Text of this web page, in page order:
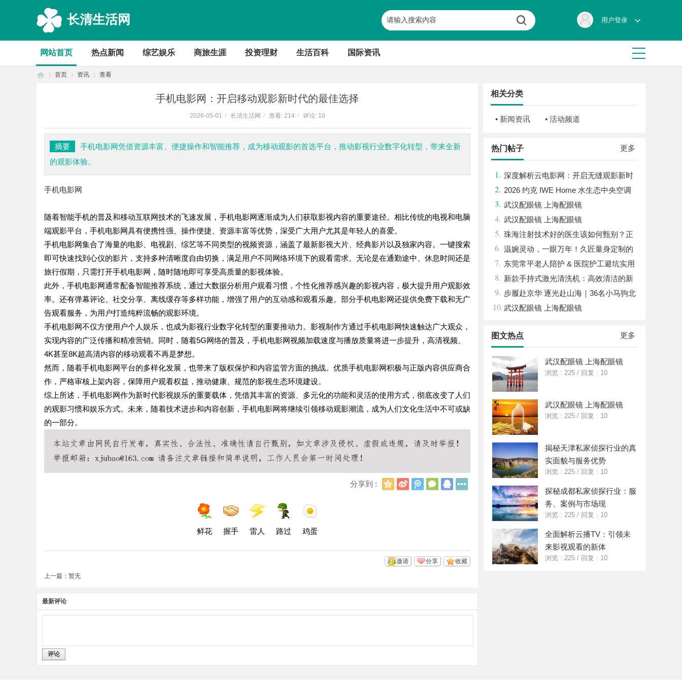
长清生活网 用户登录
网站首页 热点新闻 综艺娱乐 商旅生涯 投资理财 生活百科 国际资讯
首页 资讯 查看
手机电影网：开启移动观影新时代的最佳选择
2026-05-01 / 长清生活网 / 查看: 214 / 评论: 10
摘要
手机电影网凭借资源丰富、便捷操作和智能推荐，成为移动观影的首选平台，推动影视行业数字化转型，带来全新
的观影体验。
手机电影网
随着智能手机的普及和移动互联网技术的飞速发展，手机电影网逐渐成为人们获取影视内容的重要途径。相比传统的电视和电脑
端观影平台，手机电影网具有便携性强、操作便捷、资源丰富等优势，深受广大用户尤其是年轻人的喜爱。
手机电影网集合了海量的电影、电视剧、综艺等不同类型的视频资源，涵盖了最新影视大片、经典影片以及独家内容。一键搜索
即可快速找到心仪的影片，支持多种清晰度自由切换，满足用户不同网络环境下的观看需求。无论是在通勤途中、休息时间还是
旅行假期，只需打开手机电影网，随时随地即可享受高质量的影视体验。
此外，手机电影网通常配备智能推荐系统，通过大数据分析用户观看习惯，个性化推荐感兴趣的影视内容，极大提升用户观影效
率。还有弹幕评论、社交分享、离线缓存等多样功能，增强了用户的互动感和观看乐趣。部分手机电影网还提供免费下载和无广
告观看服务，为用户打造纯粹流畅的观影环境。
手机电影网不仅方便用户个人娱乐，也成为影视行业数字化转型的重要推动力。影视制作方通过手机电影网快速触达广大观众，
实现内容的广泛传播和精准营销。同时，随着5G网络的普及，手机电影网视频加载速度与播放质量将进一步提升，高清视频、
4K甚至8K超高清内容的移动观看不再是梦想。
然而，随着手机电影网平台的多样化发展，也带来了版权保护和内容监管方面的挑战。优质手机电影网积极与正版内容供应商合
作，严格审核上架内容，保障用户观看权益，推动健康、规范的影视生态环境建设。
综上所述，手机电影网作为新时代影视娱乐的重要载体，凭借其丰富的资源、多元化的功能和灵活的使用方式，彻底改变了人们
的观影习惯和娱乐方式。未来，随着技术进步和内容创新，手机电影网将继续引领移动观影潮流，成为人们文化生活中不可或缺
的一部分。
分享到 :
Q
新
浪
腾
讯
微
信
Q
鲜花 握手 雷人 路过 鸡蛋
收藏
分享
邀请
上一篇：暂无
最新评论
评论
相关分类
• 新闻资讯 • 活动频道
更多
热门帖子
1. 深度解析云电影网：开启无缝观影新时
代的网络平台
2. 2026 约克 IWE Home 水生态中央空调
全系列产品型号及核心参数汇总
3. 武汉配眼镜 上海配眼镜
4. 武汉配眼镜 上海配眼镜
5. 珠海注射技术好的医生该如何甄别？正
规医美医师资质核查指南
6. 温婉灵动，一眼万年！久匠量身定制的
眉眼唇，才是你整张脸的点睛之笔！淡颜系
女生的气质加分项
7. 东莞常平老人陪护 & 医院护工避坑实用
指南
8. 新款手持式激光清洗机：高效清洁的新
时代
9. 步履赴京华 逐光赴山海｜36名小马驹北
京游学圆满收官
10.武汉配眼镜 上海配眼镜
更多
图文热点
武汉配眼镜 上海配眼镜
浏览 : 225 / 回复 : 10
武汉配眼镜 上海配眼镜
浏览 : 225 / 回复 : 10
揭秘天津私家侦探行业的真
实面貌与服务优势
浏览 : 225 / 回复 : 10
探秘成都私家侦探行业：服
务、案例与市场现
浏览 : 225 / 回复 : 10
全面解析云播TV：引领未
来影视观看的新体
浏览 : 225 / 回复 : 10